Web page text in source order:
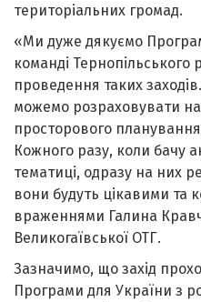
територіальних громад.
«Ми дуже дякуємо
команді Тернопільського
проведення таких
можемо розраховувати
просторового
Кожного разу, коли бачу
тематиці, одразу на них
вони будуть цікавими та
враженнями Галина
Великогаївської ОТГ.
Зазначимо, що захід
Програми для України з